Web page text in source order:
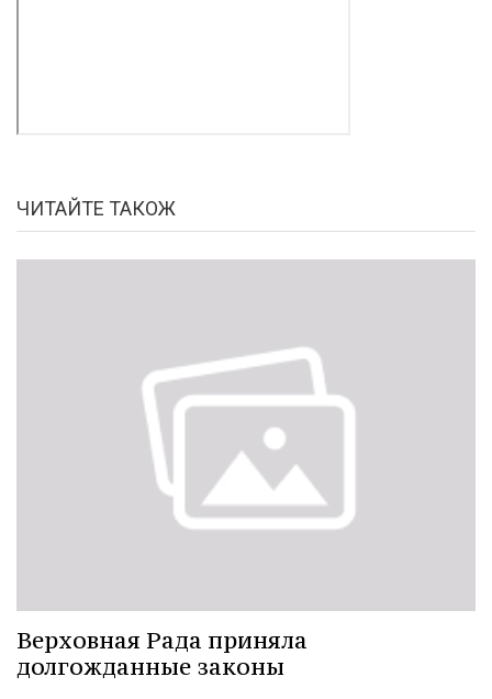
ЧИТАЙТЕ ТАКОЖ
Верховная Рада приняла
долгожданные законы